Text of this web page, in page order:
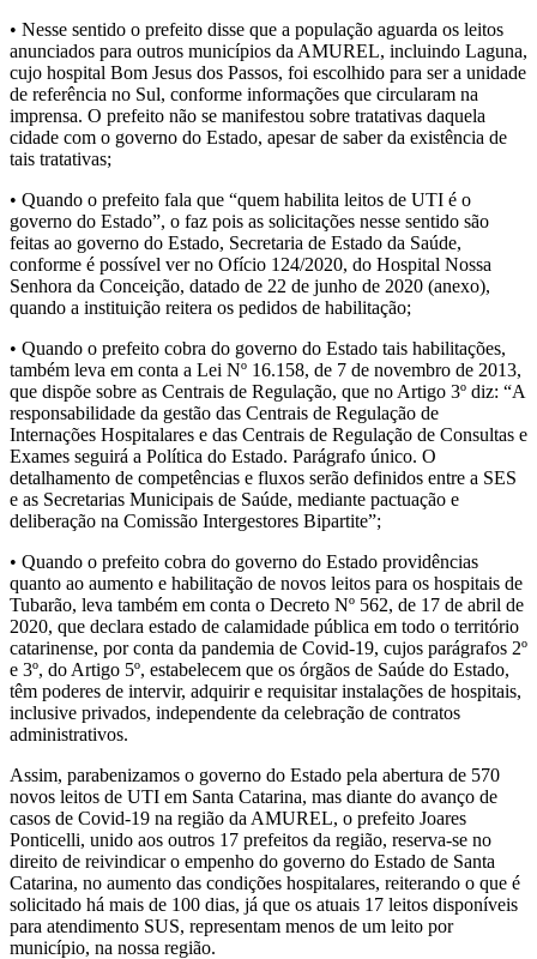
• Nesse sentido o prefeito disse que a população aguarda os leitos
anunciados para outros municípios da AMUREL, incluindo Laguna,
cujo hospital Bom Jesus dos Passos, foi escolhido para ser a unidade
de referência no Sul, conforme informações que circularam na
imprensa. O prefeito não se manifestou sobre tratativas daquela
cidade com o governo do Estado, apesar de saber da existência de
tais tratativas;
• Quando o prefeito fala que “quem habilita leitos de UTI é o
governo do Estado”, o faz pois as solicitações nesse sentido são
feitas ao governo do Estado, Secretaria de Estado da Saúde,
conforme é possível ver no Ofício 124/2020, do Hospital Nossa
Senhora da Conceição, datado de 22 de junho de 2020 (anexo),
quando a instituição reitera os pedidos de habilitação;
• Quando o prefeito cobra do governo do Estado tais habilitações,
também leva em conta a Lei Nº 16.158, de 7 de novembro de 2013,
que dispõe sobre as Centrais de Regulação, que no Artigo 3º diz: “A
responsabilidade da gestão das Centrais de Regulação de
Internações Hospitalares e das Centrais de Regulação de Consultas e
Exames seguirá a Política do Estado. Parágrafo único. O
detalhamento de competências e fluxos serão definidos entre a SES
e as Secretarias Municipais de Saúde, mediante pactuação e
deliberação na Comissão Intergestores Bipartite”;
• Quando o prefeito cobra do governo do Estado providências
quanto ao aumento e habilitação de novos leitos para os hospitais de
Tubarão, leva também em conta o Decreto Nº 562, de 17 de abril de
2020, que declara estado de calamidade pública em todo o território
catarinense, por conta da pandemia de Covid-19, cujos parágrafos 2º
e 3º, do Artigo 5º, estabelecem que os órgãos de Saúde do Estado,
têm poderes de intervir, adquirir e requisitar instalações de hospitais,
inclusive privados, independente da celebração de contratos
administrativos.
Assim, parabenizamos o governo do Estado pela abertura de 570
novos leitos de UTI em Santa Catarina, mas diante do avanço de
casos de Covid-19 na região da AMUREL, o prefeito Joares
Ponticelli, unido aos outros 17 prefeitos da região, reserva-se no
direito de reivindicar o empenho do governo do Estado de Santa
Catarina, no aumento das condições hospitalares, reiterando o que é
solicitado há mais de 100 dias, já que os atuais 17 leitos disponíveis
para atendimento SUS, representam menos de um leito por
município, na nossa região.